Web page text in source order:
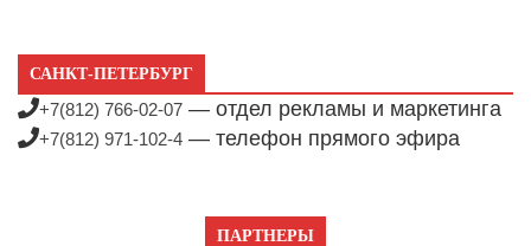
САНКТ-ПЕТЕРБУРГ
+7(812) 766-02-07 — отдел рекламы и маркетинга
+7(812) 971-102-4 — телефон прямого эфира
ПАРТНЕРЫ